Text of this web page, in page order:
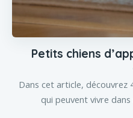
Petits chiens
Dans cet article,
qui peuvent vivre